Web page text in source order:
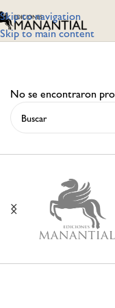
Skip to navigation
Skip to main content
No se encontraron